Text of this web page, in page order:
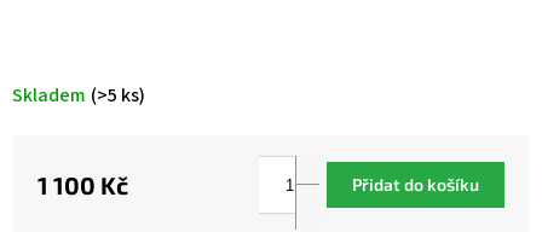
Skladem (>5 ks)
1 100 Kč Přidat do košíku